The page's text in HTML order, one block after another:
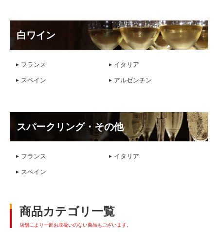
白ワイン
フランス イタリア
スペイン アルゼンチン
スパークリング・その他
フランス イタリア
スペイン
商品カテゴリ一覧
店舗により一部お取扱いのない商品もございます。